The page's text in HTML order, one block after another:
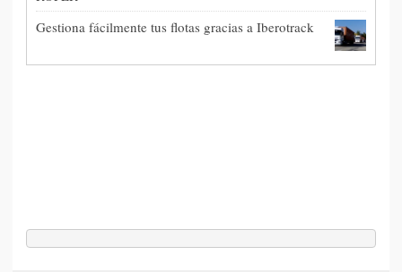
Gestiona fácilmente tus flotas gracias a Iberotrack